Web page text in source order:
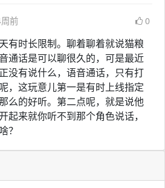
前 0
有时长限制。聊着聊着就说猫粮
通话是可以聊很久的，可是最近
没有说什么，语音通话，只有打
，这玩意儿第一是有时上线指定
么的好听。第二点呢，就是说他
起来就你听不到那个角色说话，
？